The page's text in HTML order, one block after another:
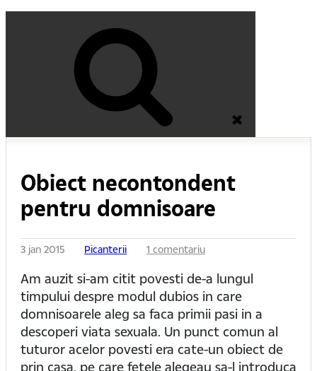
Obiect necontondent
pentru domnisoare
3 jan 2015 Picanterii 1 comentariu
Am auzit si-am citit povesti de-a lungul
timpului despre modul dubios in care
domnisoarele aleg sa faca primii pasi in a
descoperi viata sexuala. Un punct comun al
tuturor acelor povesti era cate-un obiect de
prin casa, pe care fetele alegeau sa-l introduca